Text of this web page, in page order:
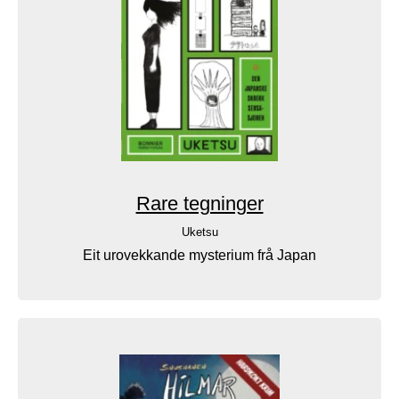
Rare tegninger
Uketsu
Eit urovekkande mysterium frå Japan